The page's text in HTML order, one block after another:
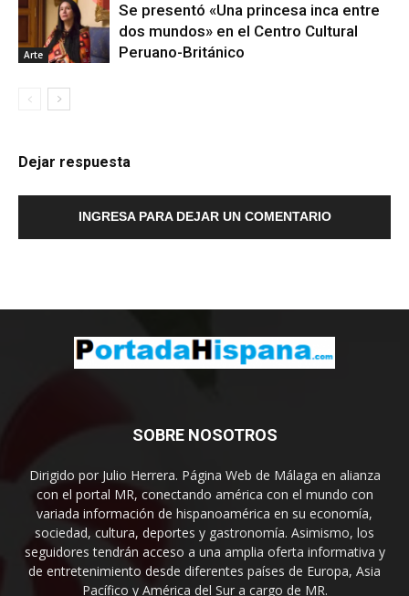
Arte
Se presentó «Una princesa inca entre
dos mundos» en el Centro Cultural
Peruano-Británico
Dejar respuesta
INGRESA PARA DEJAR UN COMENTARIO
SOBRE NOSOTROS
Dirigido por Julio Herrera. Página Web de Málaga en alianza
con el portal MR, conectando américa con el mundo con
variada información de hispanoamérica en su economía,
sociedad, cultura, deportes y gastronomía. Asimismo, los
seguidores tendrán acceso a una amplia oferta informativa y
de entretenimiento desde diferentes países de Europa, Asia
Pacífico y América del Sur a cargo de MR.